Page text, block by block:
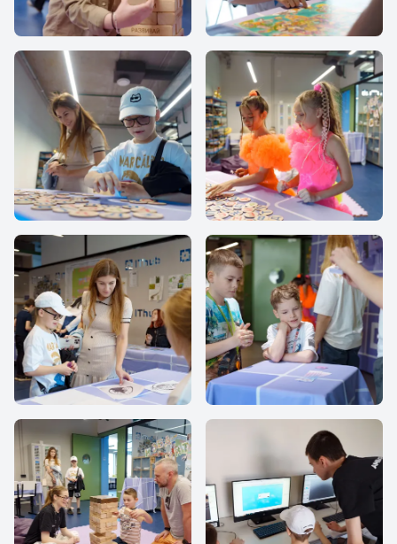
IThub school IThub school
IThub school IThub school
IThub school